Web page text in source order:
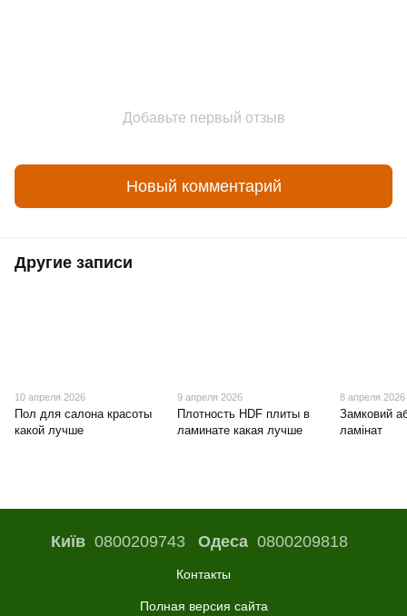
Добавьте первый отзыв
Новый комментарий
Другие записи
10 апреля 2026
Пол для салона красоты
какой лучше
9 апреля 2026
Плотность HDF плиты в
ламинате какая лучше
8 апреля 2026
Замковий
ламінат
Київ0800209743 Одеса0800209818
Контакты
Полная версия сайта